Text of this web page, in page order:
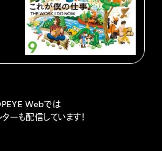
Webでは
ーも配信しています！